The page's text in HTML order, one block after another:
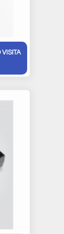
VISITA